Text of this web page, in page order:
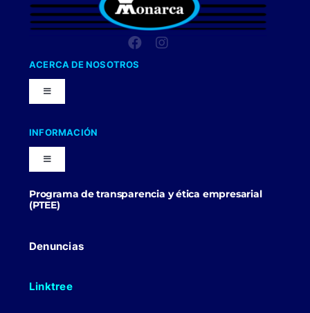
ACERCA DE NOSOTROS
Toggle
Navigation
Nuestra Compañia
Trabaja con nosotros
INFORMACIÓN
Toggle
Navigation
Blog
Politicas Comerciales
Programa de transparencia y ética empresarial
(PTEE)
Denuncias
Linktree